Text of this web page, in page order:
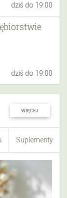
dziś do 19:00
dziś do 19:00
WIĘCEJ
Suplementy